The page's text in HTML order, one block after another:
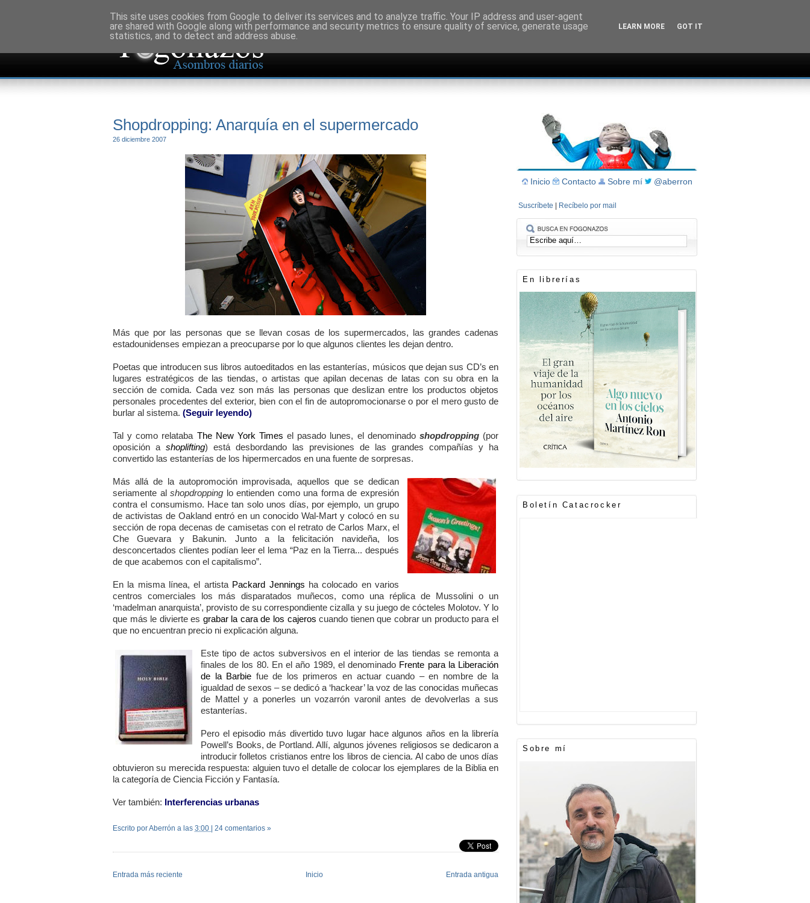
Shopdropping: Anarquía en el supermercado
26 diciembre 2007
Más que por las personas que se llevan cosas de los supermercados, las grandes cadenas
estadounidenses empiezan a preocuparse por lo que algunos clientes les dejan dentro.
Poetas que introducen sus libros autoeditados en las estanterías, músicos que dejan sus CD’s en
lugares estratégicos de las tiendas, o artistas que apilan decenas de latas con su obra en la
sección de comida. Cada vez son más las personas que deslizan entre los productos objetos
personales procedentes del exterior, bien con el fin de autopromocionarse o por el mero gusto de
burlar al sistema. (Seguir leyendo)
Tal y como relataba The New York Times el pasado lunes, el denominado shopdropping(por
oposición a shoplifting) está desbordando las previsiones de las grandes compañías y ha
convertido las estanterías de los hipermercados en una fuente de sorpresas.
Más allá de la autopromoción improvisada, aquellos que se dedican
seriamente alshopdropping lo entienden como una forma de expresión
contra el consumismo. Hace tan solo unos días, por ejemplo, un grupo
de activistas de Oakland entró en un conocido Wal-Mart y colocó en su
sección de ropa decenas de camisetas con el retrato de Carlos Marx, el
Che Guevara y Bakunin. Junto a la felicitación navideña, los
desconcertados clientes podían leer el lema “Paz en la Tierra... después
de que acabemos con el capitalismo”.
En la misma línea, el artista Packard Jennings ha colocado en varios
centros comerciales los más disparatados muñecos, como una réplica de Mussolini o un
‘madelman anarquista’, provisto de su correspondiente cizalla y su juego de cócteles Molotov. Y lo
que más le divierte es grabar la cara de los cajeros cuando tienen que cobrar un producto para el
que no encuentran precio ni explicación alguna.
Este tipo de actos subversivos en el interior de las tiendas se remonta a
finales de los 80. En el año 1989, el denominado Frente para la Liberación
de la Barbie fue de los primeros en actuar cuando – en nombre de la
igualdad de sexos – se dedicó a ‘hackear’ la voz de las conocidas muñecas
de Mattel y a ponerles un vozarrón varonil antes de devolverlas a sus
estanterías.
Pero el episodio más divertido tuvo lugar hace algunos años en la librería
Powell’s Books, de Portland. Allí, algunos jóvenes religiosos se dedicaron a
introducir folletos cristianos entre los libros de ciencia. Al cabo de unos días
obtuvieron su merecida respuesta: alguien tuvo el detalle de colocar los ejemplares de la Biblia en
la categoría de Ciencia Ficción y Fantasía.
Ver también: Interferencias urbanas
Escrito por Aberrón a las 3:00 | 24 comentarios »
Entrada más reciente Entrada antigua
Inicio
Inicio Contacto Sobre mí @aberron
Suscríbete Recíbelo por mail
En librerías
Boletín Catacrocker
Sobre mí
This site uses cookies from Google to deliver its services and to analyze traffic. Your IP address and user-agent
are shared with Google along with performance and security metrics to ensure quality of service, generate usage
statistics, and to detect and address abuse.
LEARN MORE GOT IT